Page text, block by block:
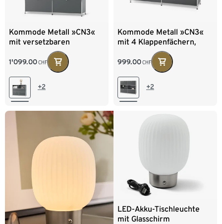
Kommode Metall »CN3«
mit versetzbaren
Klappenfächern, grau
1'099.00CHF
+2
Kommode Metall »CN3«
mit 4 Klappenfächern,
999.00CHF
+2
LED-Akku-Tischleuchte
mit Glasschirm